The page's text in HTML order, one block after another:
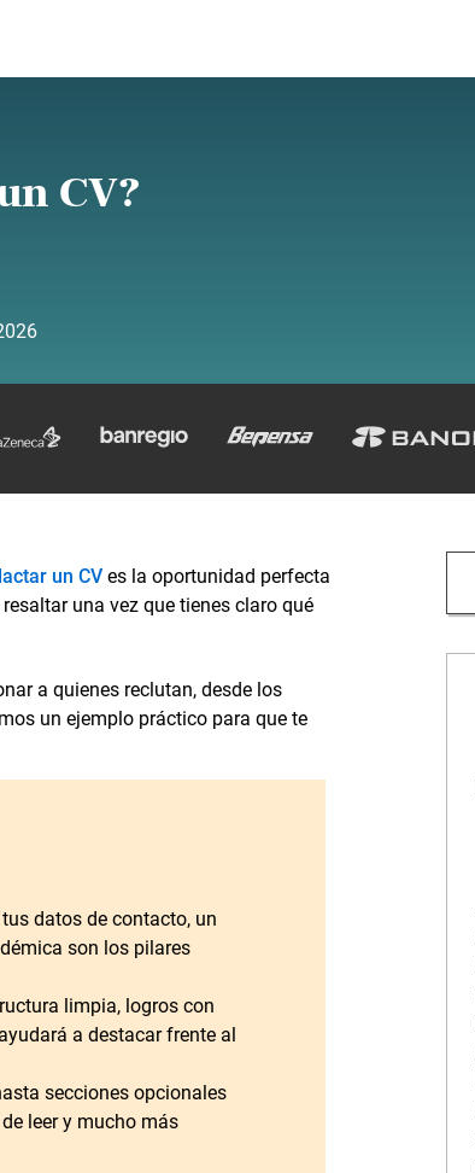
CV?
un CVes la oportunidad perfecta
una vez que tienes claro qué
a quienes reclutan, desde los
un ejemplo práctico para que te
datos de contacto, un
son los pilares
limpia, logros con
a destacar frente al
secciones opcionales
leer y mucho más